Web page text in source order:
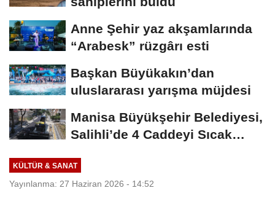
Anne Şehir yaz akşamlarında
“Arabesk” rüzgârı esti
Başkan Büyükakın’dan
uluslararası yarışma müjdesi
Manisa Büyükşehir Belediyesi,
Salihli’de 4 Caddeyi Sıcak
KÜLTÜR & SANAT
Yayınlanma: 27 Haziran 2026 - 14:52